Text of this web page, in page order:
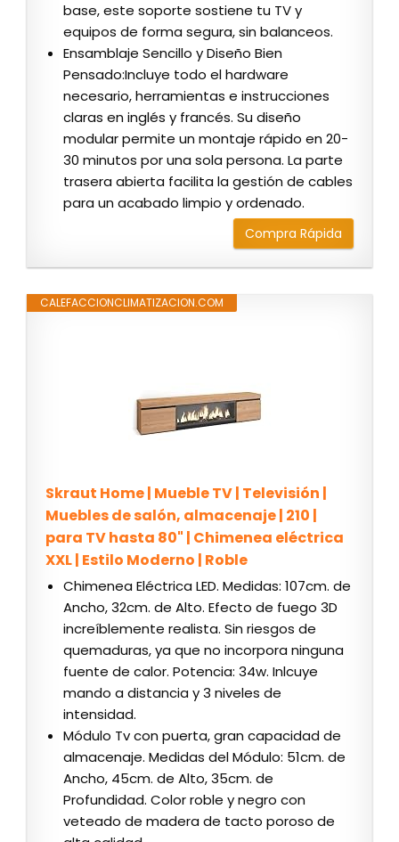
base, este soporte sostiene tu TV y
equipos de forma segura, sin balanceos.
Ensamblaje Sencillo y Diseño Bien
Pensado:Incluye todo el hardware
necesario, herramientas e instrucciones
claras en inglés y francés. Su diseño
modular permite un montaje rápido en 20-
30 minutos por una sola persona. La parte
trasera abierta facilita la gestión de cables
para un acabado limpio y ordenado.
Compra Rápida
CALEFACCIONCLIMATIZACION.COM
Skraut Home | Mueble TV | Televisión |
Muebles de salón, almacenaje | 210 |
para TV hasta 80" | Chimenea eléctrica
XXL | Estilo Moderno | Roble
Chimenea Eléctrica LED. Medidas: 107cm. de
Ancho, 32cm. de Alto. Efecto de fuego 3D
increíblemente realista. Sin riesgos de
quemaduras, ya que no incorpora ninguna
fuente de calor. Potencia: 34w. Inlcuye
mando a distancia y 3 niveles de
intensidad.
Módulo Tv con puerta, gran capacidad de
almacenaje. Medidas del Módulo: 51cm. de
Ancho, 45cm. de Alto, 35cm. de
Profundidad. Color roble y negro con
veteado de madera de tacto poroso de